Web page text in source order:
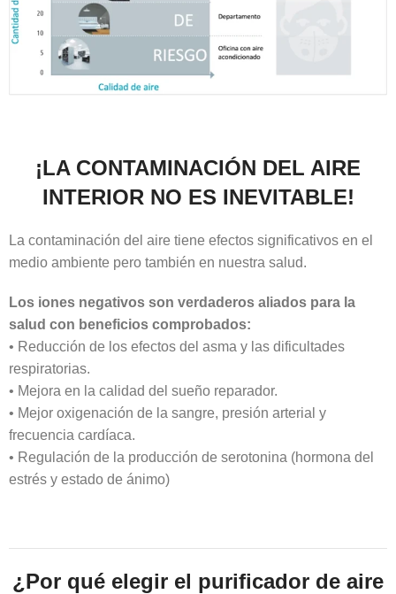
¡LA CONTAMINACIÓN DEL AIRE
INTERIOR NO ES INEVITABLE!
La contaminación del aire tiene efectos significativos en el
medio ambiente pero también en nuestra salud.
Los iones negativos son verdaderos aliados para la
salud con beneficios comprobados:
• Reducción de los efectos del asma y las dificultades
respiratorias.
• Mejora en la calidad del sueño reparador.
• Mejor oxigenación de la sangre, presión arterial y
frecuencia cardíaca.
• Regulación de la producción de serotonina (hormona del
estrés y estado de ánimo)
¿Por qué elegir el purificador de aire